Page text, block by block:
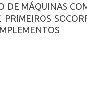
DE MÁQUINAS
PRIMEIROS